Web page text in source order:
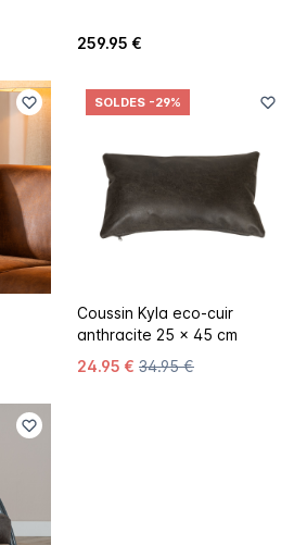
259.95 €
SOLDES -29%
Coussin Kyla eco-cuir
anthracite 25 x 45 cm
24.95 € 34.95 €